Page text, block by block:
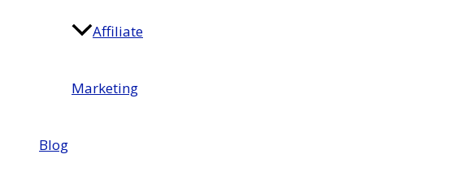
Affiliate
Marketing
Blog